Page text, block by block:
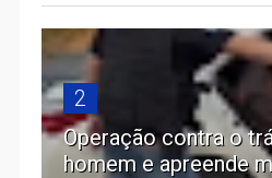
2
Operação contra o
homem e apreende